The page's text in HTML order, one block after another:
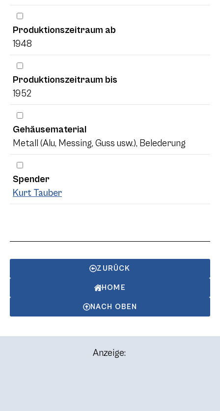
Produktionszeitraum ab
1948
Produktionszeitraum bis
1952
Gehäusematerial
Metall (Alu, Messing, Guss usw.), Belederung
Spender
Kurt Tauber
ZURÜCK
HOME
NACH OBEN
Anzeige: